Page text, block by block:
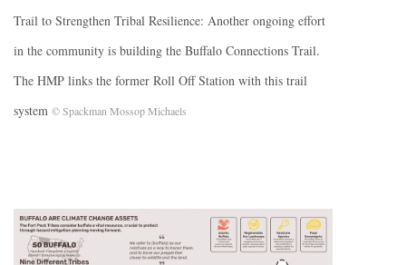
Trail to Strengthen Tribal Resilience: Another ongoing effort
in the community is building the Buffalo Connections Trail.
The HMP links the former Roll Off Station with this trail
system © Spackman Mossop Michaels